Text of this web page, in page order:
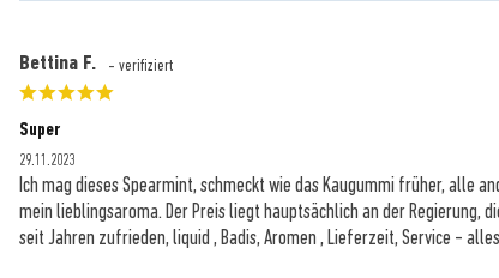
Bettina F. - verifiziert
Super
29.11.2023
Ich mag dieses Spearmint, schmeckt wie das Kaugummi früher, alle
mein lieblingsaroma. Der Preis liegt hauptsächlich an der Regierung,
seit Jahren zufrieden, liquid , Badis, Aromen , Lieferzeit, Service -